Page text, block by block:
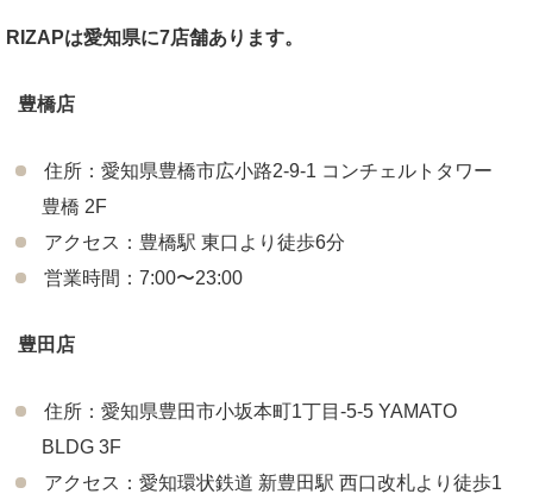
RIZAPは愛知県に7店舗あります。
豊橋店
住所：愛知県豊橋市広小路2-9-1 コンチェルトタワー
豊橋 2F
アクセス：豊橋駅 東口より徒歩6分
営業時間：7:00〜23:00
豊田店
住所：愛知県豊田市小坂本町1丁目-5-5 YAMATO
BLDG 3F
アクセス：愛知環状鉄道 新豊田駅 西口改札より徒歩1